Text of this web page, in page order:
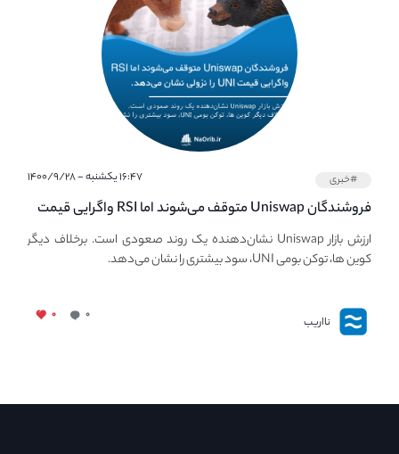
#خبری ۱۶:۴۷ یکشنبه - ۱۴۰۰/۹/۲۸
فروشندگان Uniswap متوقف می‌شوند اما RSI واگرایی قیمت
UNI نزولی را توسعه می‌دهد.
ارزش بازار Uniswap نشان‌دهنده یک روند صعودی است. برخلاف دیگر
کوین ها، توکن بومی UNI، سود بیشتری را نشان می‌دهد.
نااریب ۰ ۰